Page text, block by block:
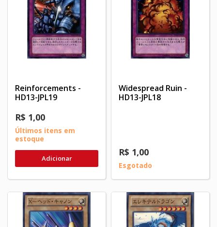
Reinforcements -
HD13-JPL19
R$ 1,00
Últimos itens em
estoque
Adicionar
Widespread Ruin -
HD13-JPL18
R$ 1,00
Esgotado